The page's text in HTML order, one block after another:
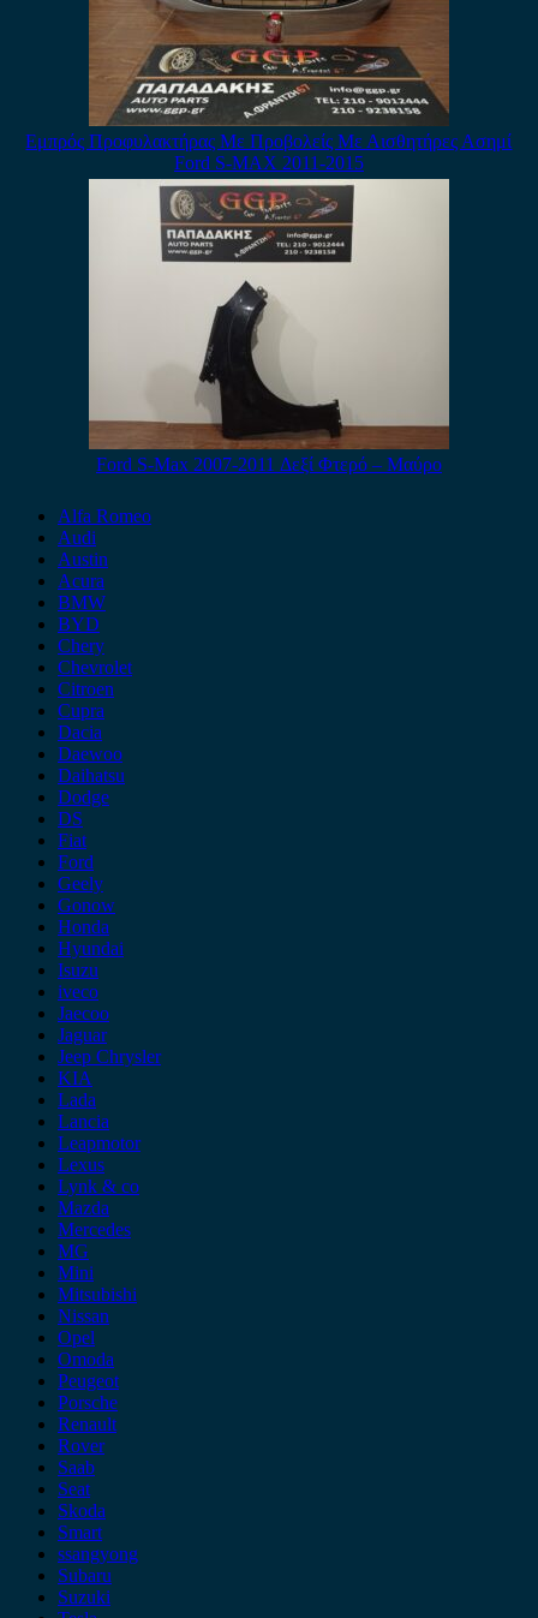
Εμπρός Προφυλακτήρας Με Προβολείς Με Αισθητήρες Ασημί
Ford S-MAX 2011-2015
Ford S-Max 2007-2011 Δεξί Φτερό – Μαύρο
Alfa Romeo
Audi
Austin
Acura
BMW
BYD
Chery
Chevrolet
Citroen
Cupra
Dacia
Daewoo
Daihatsu
Dodge
DS
Fiat
Ford
Geely
Gonow
Honda
Hyundai
Isuzu
iveco
Jaecoo
Jaguar
Jeep Chrysler
KIA
Lada
Lancia
Leapmotor
Lexus
Lynk & co
Mazda
Mercedes
MG
Mini
Mitsubishi
Nissan
Opel
Omoda
Peugeot
Porsche
Renault
Rover
Saab
Seat
Skoda
Smart
ssangyong
Subaru
Suzuki